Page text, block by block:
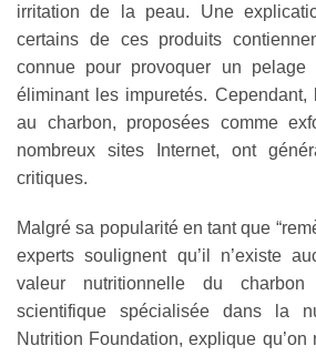
irritation de la peau. Une
certains de ces produits
connue pour provoquer un
éliminant les impuretés. Cependant,
au charbon, proposées comme
nombreux sites Internet, ont
critiques.
Malgré sa popularité en tant que
experts soulignent qu’il n’existe
valeur nutritionnelle du
scientifique spécialisée dans la
Nutrition Foundation, explique qu’on